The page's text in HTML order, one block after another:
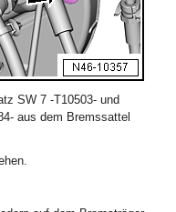
SW 7 -T10503- und
aus dem Bremssattel